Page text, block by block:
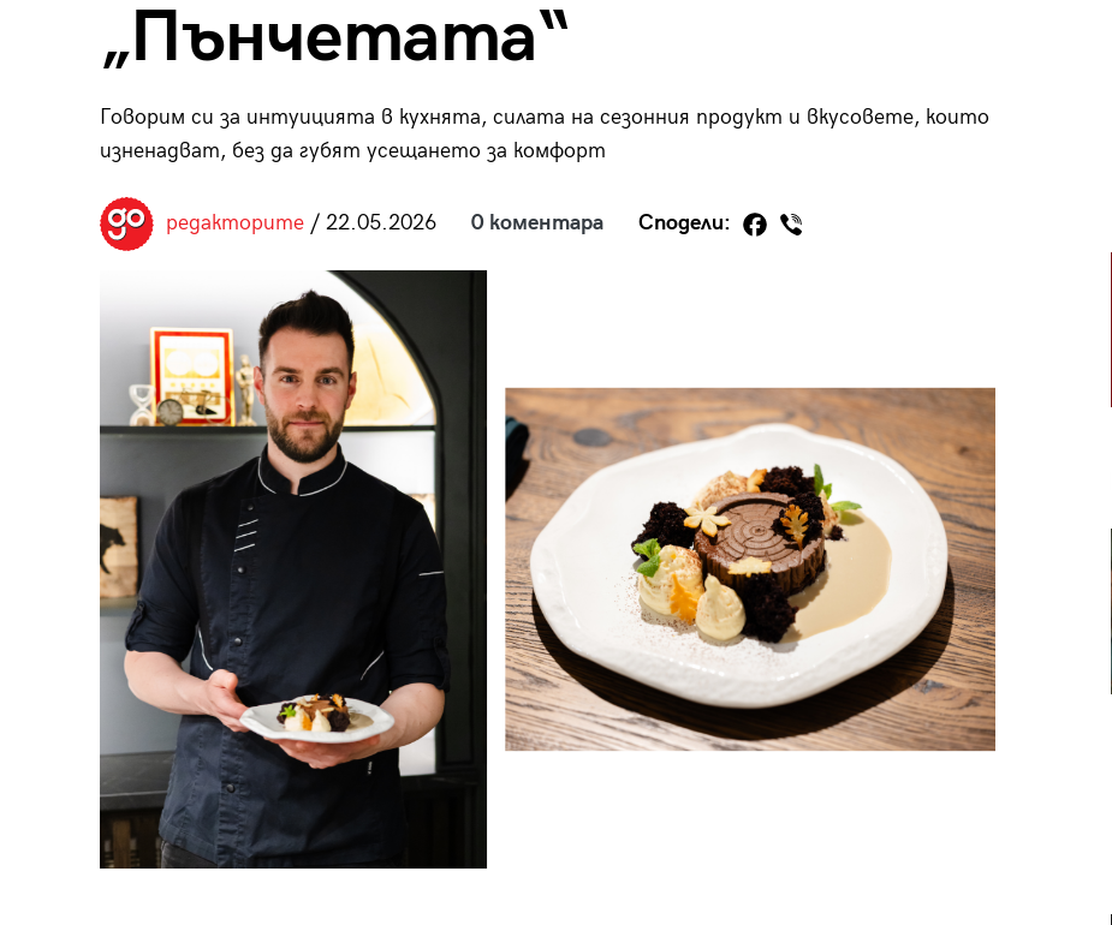
„Пънчетата“
Говорим си за интуицията в кухнята, силата на сезонния продукт и вкусовете, които
изненадват, без да губят усещането за комфорт
редакторите/ 22.05.2026 0 коментара Сподели:
28 /29